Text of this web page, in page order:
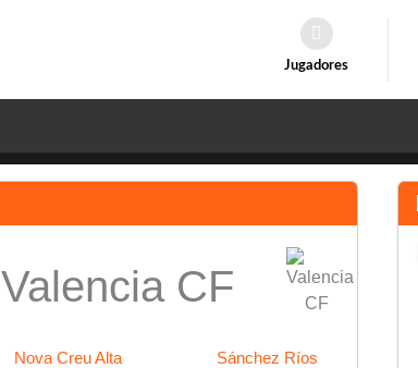
Jugadores
Valencia CF
Nova Creu Alta Sánchez Ríos